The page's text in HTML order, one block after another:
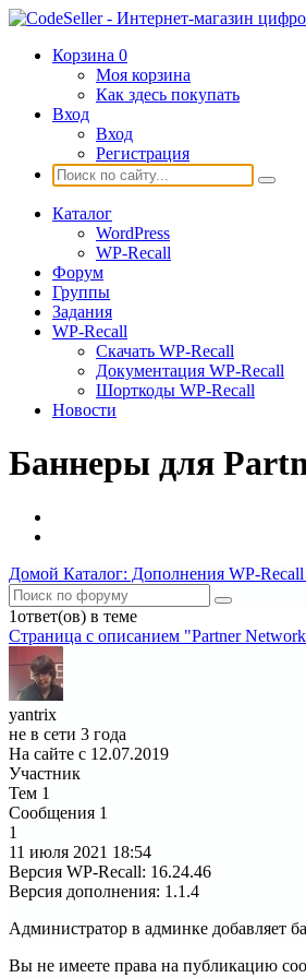
Корзина 0
Моя корзина
Как здесь покупать
Вход
Вход
Регистрация
Каталог
WordPress
WP-Recall
Форум
Группы
Задания
WP-Recall
Скачать WP-Recall
Документация WP-Recall
Шорткоды WP-Recall
Новости
Баннеры для
Домой Каталог: Дополнения WP-Recall
1ответ(ов) в теме
Страница c описанием "Partner
yantrix
не в сети 3 года
На сайте с 12.07.2019
Участник
Тем 1
Сообщения 1
1
11 июля 2021 18:54
Версия WP-Recall: 16.24.46
Версия дополнения: 1.1.4
Администратор в админке добавляет
Вы не имеете права на публикацию